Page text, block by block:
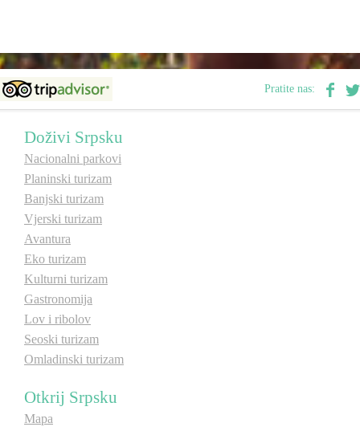
Pratite nas:
Doživi Srpsku
Nacionalni parkovi
Planinski turizam
Banjski turizam
Vjerski turizam
Avantura
Eko turizam
Kulturni turizam
Gastronomija
Lov i ribolov
Seoski turizam
Omladinski turizam
Otkrij Srpsku
Mapa